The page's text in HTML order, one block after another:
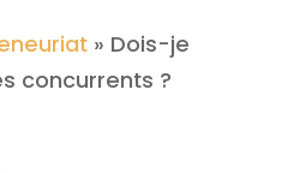
» Dois-je
concurrents ?